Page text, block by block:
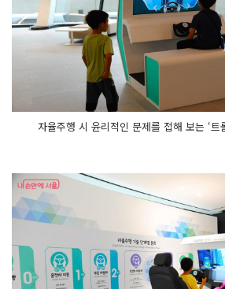
자율주행 시 윤리적인 문제를 접해 보는 ‘